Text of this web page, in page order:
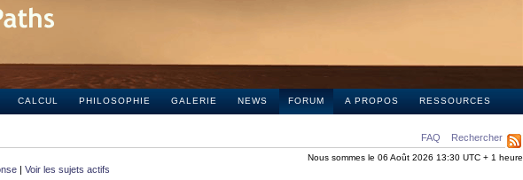
CALCUL PHILOSOPHIE GALERIE NEWS FORUM A PROPOS RESSOURCES
FAQ Rechercher
Nous sommes le 06 Août 2026 13:30 UTC + 1 heure
| Voir les sujets actifs